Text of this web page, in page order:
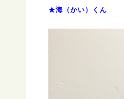
★海（かい）くん